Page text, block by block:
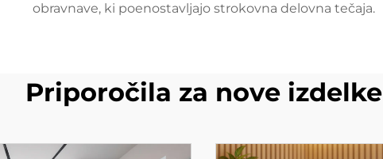
obravnave, ki poenostavljajo strokovna delovna tečaja.
Priporočila za nove izdelke